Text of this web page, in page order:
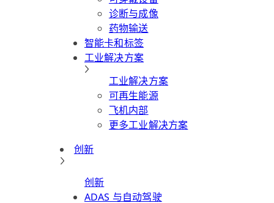
诊断与成像
药物输送
智能卡和标签
工业解决方案
工业解决方案
可再生能源
飞机内部
更多工业解决方案
创新
创新
ADAS 与自动驾驶